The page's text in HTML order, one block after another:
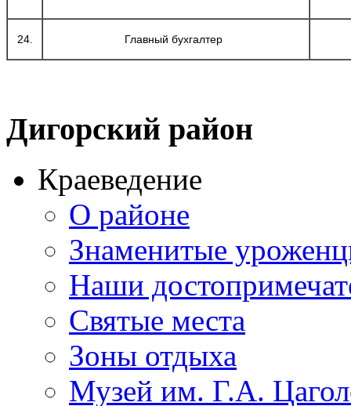
24. Главный бухгалтер
Дигорский район
Краеведение
О районе
Знаменитые
Наши
Святые места
Зоны отдыха
Музей им. Г.А.